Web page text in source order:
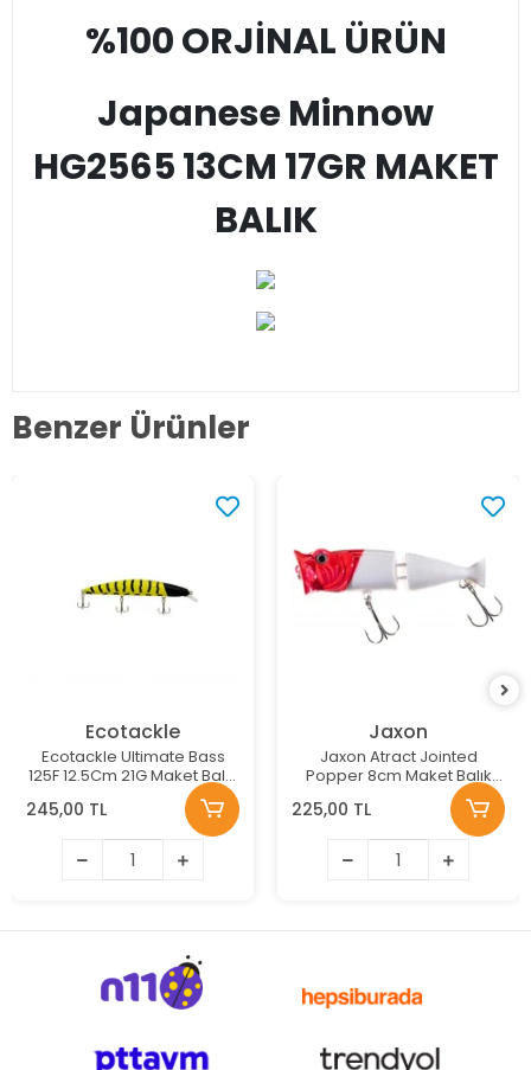
%100 ORJİNAL ÜRÜN
Japanese Minnow
HG2565 13CM 17GR MAKET
BALIK
Benzer Ürünler
Ecotackle
Ecotackle Ultimate Bass
125F 12.5Cm 21G Maket Balık
245,00 TL
Jaxon
Jaxon Atract Jointed
Popper 8cm Maket Balık
225,00 TL